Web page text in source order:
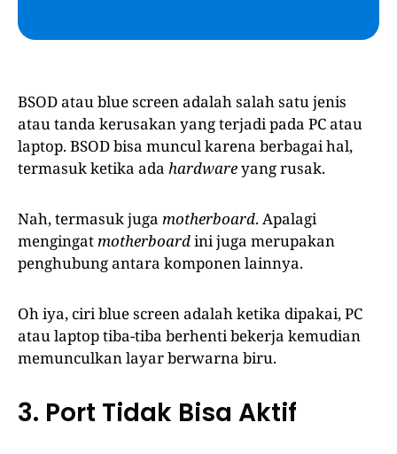
BSOD atau blue screen adalah salah satu jenis
atau tanda kerusakan yang terjadi pada PC atau
laptop. BSOD bisa muncul karena berbagai hal,
termasuk ketika ada hardwareyang rusak.
Nah, termasuk juga motherboard. Apalagi
mengingatmotherboardini juga merupakan
penghubung antara komponen lainnya.
Oh iya, ciri blue screen adalah ketika dipakai, PC
atau laptop tiba-tiba berhenti bekerja kemudian
memunculkan layar berwarna biru.
3. Port Tidak Bisa Aktif